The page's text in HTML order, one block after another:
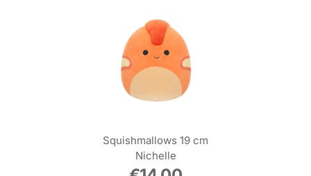
Squishmallows 19 cm
Nichelle